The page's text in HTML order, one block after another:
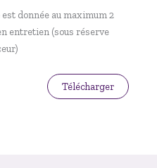
donnée au maximum 2
entretien (sous réserve
Télécharger